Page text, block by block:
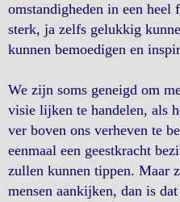
omstandigheden in een
sterk, ja zelfs gelukkig
kunnen bemoedigen en
We zijn soms geneigd om
visie lijken te handelen, als
ver boven ons verheven te
eenmaal een geestkracht
zullen kunnen tippen. Maar
mensen aankijken, dan is